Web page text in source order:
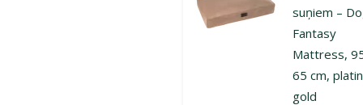
suņiem –
Fantasy
Mattress,
65 cm,
gold